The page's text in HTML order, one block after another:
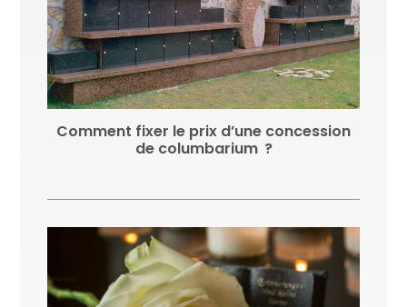
Comment fixer le prix d’une concession
de columbarium ?